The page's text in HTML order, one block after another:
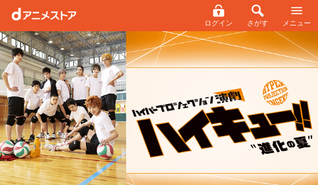
ログイン さがす メニュー